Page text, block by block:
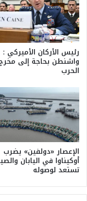
رئيس الأركان الأميركي :
واشنطن بحاجة إلى
الحرب
الإعصار «دولفين» يضرب
أوكيناوا في اليابان
تستعد لوصوله